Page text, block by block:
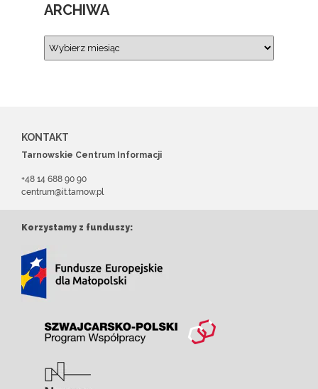
ARCHIWA
KONTAKT
Tarnowskie Centrum Informacji
+48 14 688 90 90
centrum@it.tarnow.pl
Korzystamy z funduszy: